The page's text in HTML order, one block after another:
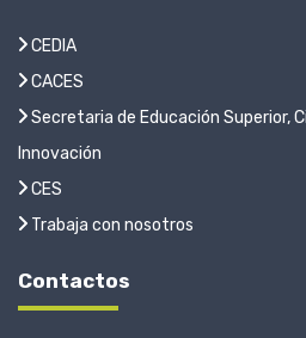
CEDIA
CACES
Secretaria de Educación Superior,
Innovación
CES
Trabaja con nosotros
Contactos